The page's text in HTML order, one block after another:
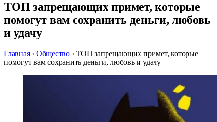
ТОП запрещающих примет, которые
помогут вам сохранить деньги, любовь
и удачу
Главная › Общество › ТОП запрещающих примет, которые
помогут вам сохранить деньги, любовь и удачу